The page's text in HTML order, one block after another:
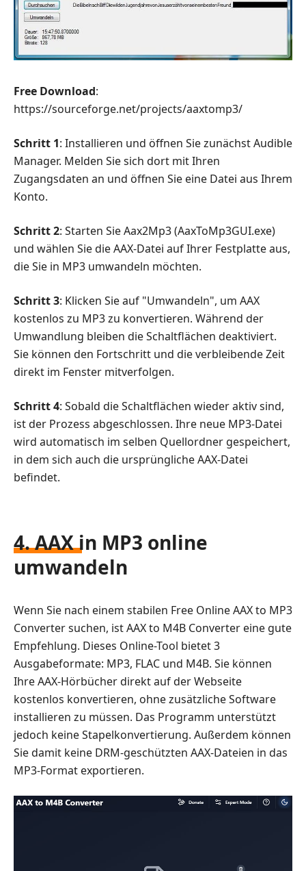
Free Download:
https://sourceforge.net/projects/aaxtomp3/
Schritt 1: Installieren und öffnen Sie zunächst Audible
Manager. Melden Sie sich dort mit Ihren
Zugangsdaten an und öffnen Sie eine Datei aus Ihrem
Konto.
Schritt 2: Starten Sie Aax2Mp3 (AaxToMp3GUI.exe)
und wählen Sie die AAX-Datei auf Ihrer Festplatte aus,
die Sie in MP3 umwandeln möchten.
Schritt 3: Klicken Sie auf "Umwandeln", um AAX
kostenlos zu MP3 zu konvertieren. Während der
Umwandlung bleiben die Schaltflächen deaktiviert.
Sie können den Fortschritt und die verbleibende Zeit
direkt im Fenster mitverfolgen.
Schritt 4: Sobald die Schaltflächen wieder aktiv sind,
ist der Prozess abgeschlossen. Ihre neue MP3-Datei
wird automatisch im selben Quellordner gespeichert,
in dem sich auch die ursprüngliche AAX-Datei
befindet.
4. AAX in MP3 online
umwandeln
Wenn Sie nach einem stabilen Free Online AAX to MP3
Converter suchen, ist AAX to M4B Converter eine gute
Empfehlung. Dieses Online-Tool bietet 3
Ausgabeformate: MP3, FLAC und M4B. Sie können
Ihre AAX-Hörbücher direkt auf der Webseite
kostenlos konvertieren, ohne zusätzliche Software
installieren zu müssen. Das Programm unterstützt
jedoch keine Stapelkonvertierung. Außerdem können
Sie damit keine DRM-geschützten AAX-Dateien in das
MP3-Format exportieren.